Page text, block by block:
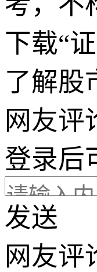
下载“
了解股
网友评
登录后
发送
网友评